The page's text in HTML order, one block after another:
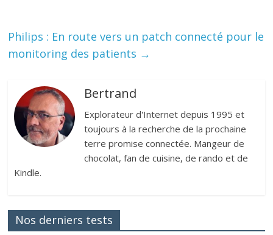
Philips : En route vers un patch connecté pour le
monitoring des patients →
Bertrand
Explorateur d'Internet depuis 1995 et
toujours à la recherche de la prochaine
terre promise connectée. Mangeur de
chocolat, fan de cuisine, de rando et de
Kindle.
Nos derniers tests